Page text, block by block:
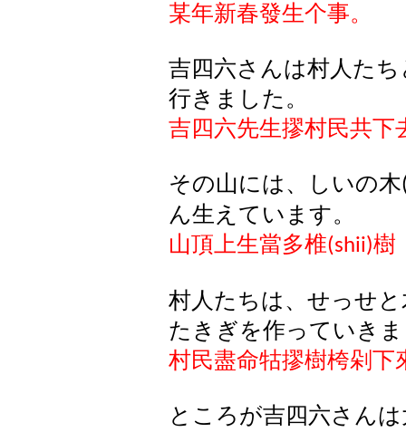
某年新春發生个事。
吉四六さんは村人た
行きました。
吉四六先生摎村民共下
その山には、しいの木
ん生えています。
山頂上生當多椎(shii)樹
村人たちは、せっせ
たきぎを作っていき
村民盡命牯摎樹桍剁下
ところが吉四六さん